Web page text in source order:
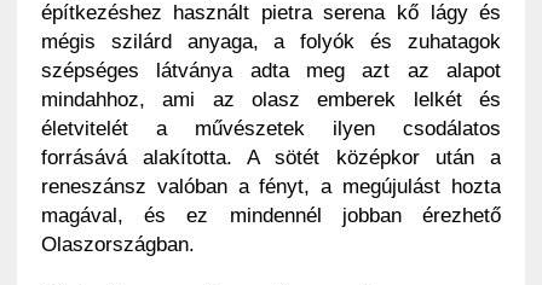
építkezéshez használt pietra serena kő lágy és
mégis szilárd anyaga, a folyók és zuhatagok
szépséges látványa adta meg azt az alapot
mindahhoz, ami az olasz emberek lelkét és
életvitelét a művészetek ilyen csodálatos
forrásává alakította. A sötét középkor után a
reneszánsz valóban a fényt, a megújulást hozta
magával, és ez mindennél jobban érezhető
Olaszországban.